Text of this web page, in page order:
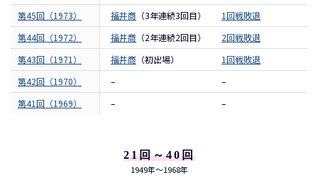
第45回（1973）
福井商 （3年連続3回目）
1回戦敗退
第44回（1972）
福井商 （2年連続2回目）
2回戦敗退
第43回（1971）
福井商 （初出場）
1回戦敗退
第42回（1970）
–
–
第41回（1969）
– –
21回～40回
1949年～1968年